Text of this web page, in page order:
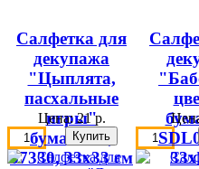
Салфетка для
декупажа
"Цыплята,
пасхальные
игры"
бумажная,
57330, 33х33 см
Цена:21 р.